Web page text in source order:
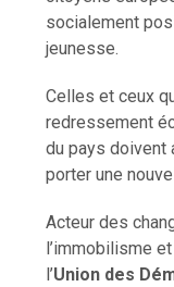
socialement
jeunesse.
Celles et ceux
redressement
du pays doivent
porter une
Acteur des
l’immobilisme
l’Union des